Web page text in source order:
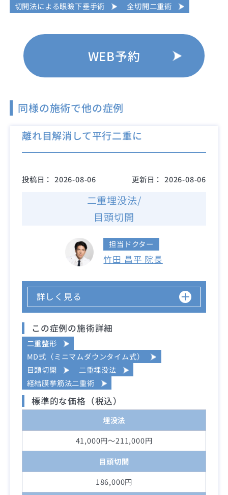
切開法による眼瞼下垂手術
全切開二重術
WEB予約
同様の施術で他の症例
離れ目解消して平行二重に
投稿日： 2026-08-06 更新日： 2026-08-06
二重埋没法/
目頭切開
担当ドクター
竹田 昌平 院長
詳しく見る
この症例の施術詳細
二重整形
MD式（ミニマムダウンタイム式）
目頭切開
二重埋没法
経結膜挙筋法二重術
標準的な価格（税込）
埋没法
41,000円～211,000円
目頭切開
186,000円